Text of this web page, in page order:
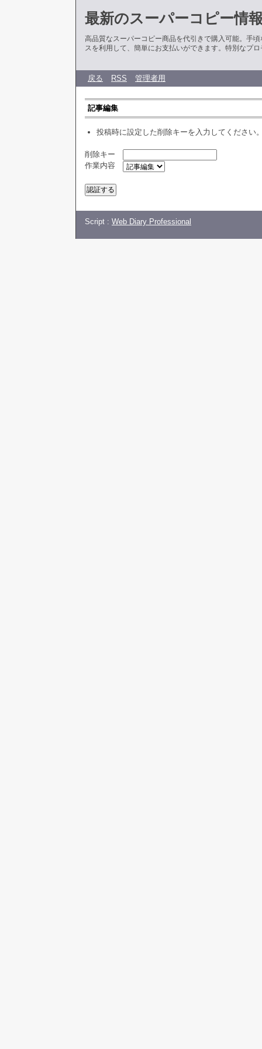
最新のスーパーコピー情
高品質なスーパーコピー商品を代引きで購入可能。手
スを利用して、簡単にお支払いができます。特別なプ
戻る RSS 管理者用
記事編集
投稿時に設定した削除キーを入力してください
削除キー
作業内容
Script : Web Diary Professional